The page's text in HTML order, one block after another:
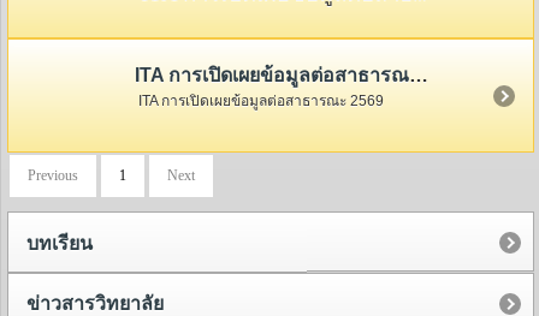
ITA การเปิดเผยข้อมูลต่อสาธารณะ 2569
ITA การเปิดเผยข้อมูลต่อสาธารณะ 2569
Previous 1 Next
บทเรียน
ข่าวสารวิทยาลัย